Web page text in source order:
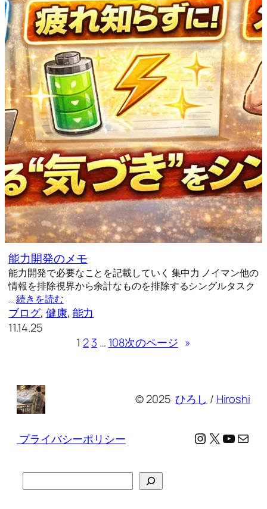
能力開発のメモ
能力開発で必要なことを記載していく 集中力 ノイマン他の
情報を排除視界から余計なものを排除するシングルタスク
…続きを読む
ブログ, 健康, 能力
11.14.25
1 23 … 108次のページ »
© 2025ひろし / Hiroshi
プライバシーポリシー Instagram
X メール
索